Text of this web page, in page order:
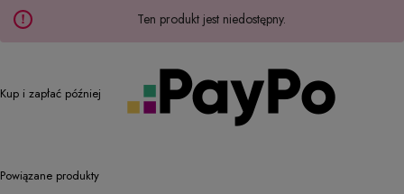
Ten produkt jest niedostępny.
Kup i zapłać później
Powiązane produkty